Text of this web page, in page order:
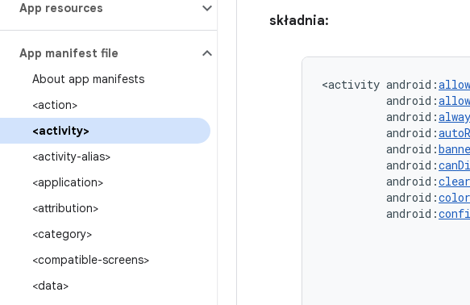
App resources
App manifest file
About app manifests
<action>
<activity>
<activity-alias>
<application>
<attribution>
<category>
<compatible-screens>
<data>
składnia:
<activity android:
android:
android:
android:
android:
android:
android:
android:
android: